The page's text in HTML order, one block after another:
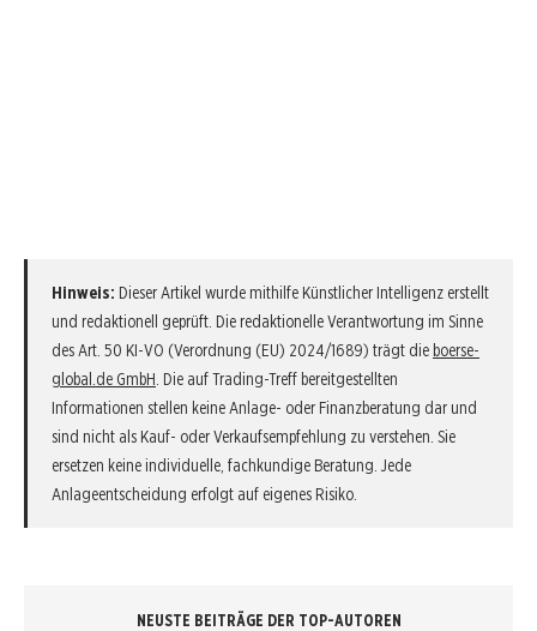
Hinweis: Dieser Artikel wurde mithilfe Künstlicher Intelligenz erstellt
und redaktionell geprüft. Die redaktionelle Verantwortung im Sinne
des Art. 50 KI-VO (Verordnung (EU) 2024/1689) trägt die boerse-
global.de GmbH. Die auf Trading-Treff bereitgestellten
Informationen stellen keine Anlage- oder Finanzberatung dar und
sind nicht als Kauf- oder Verkaufsempfehlung zu verstehen. Sie
ersetzen keine individuelle, fachkundige Beratung. Jede
Anlageentscheidung erfolgt auf eigenes Risiko.
NEUSTE BEITRÄGE DER TOP-AUTOREN